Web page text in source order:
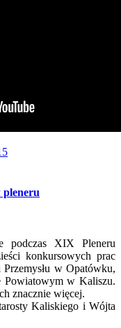
pleneru
podczas XIX Pleneru
konkursowych prac
w Opatówku,
Powiatowym w Kaliszu.
znacznie więcej.
Kaliskiego i Wójta